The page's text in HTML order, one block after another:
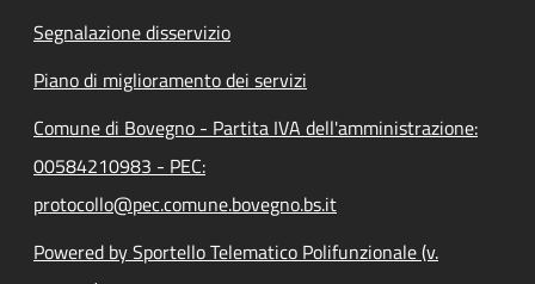
Segnalazione disservizio
Piano di miglioramento dei servizi
Comune di Bovegno - Partita IVA dell'amministrazione:
00584210983 - PEC:
protocollo@pec.comune.bovegno.bs.it
Powered by Sportello Telematico Polifunzionale (v.